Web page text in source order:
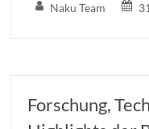
Naku Team
Forschung,